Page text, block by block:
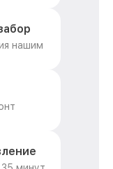
нашим